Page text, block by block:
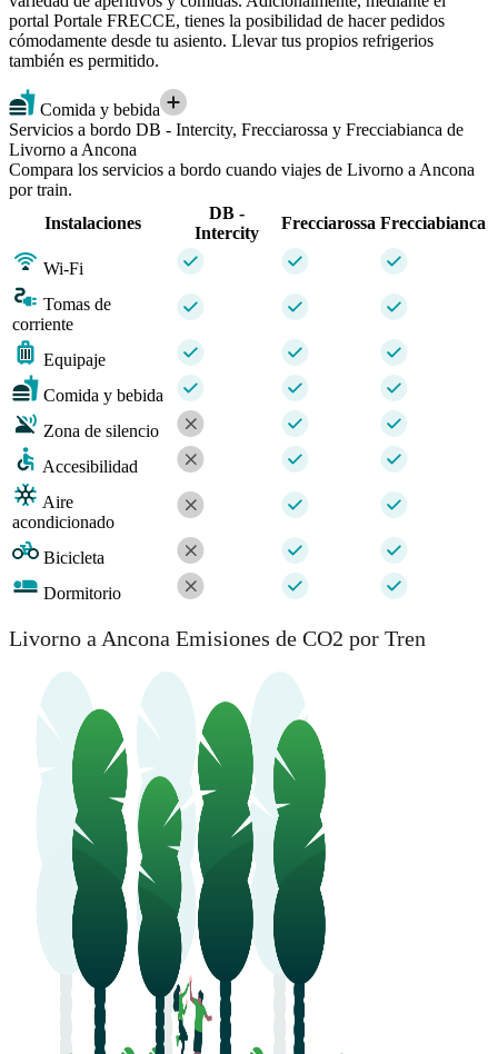
portal Portale FRECCE, tienes la posibilidad de hacer pedidos
cómodamente desde tu asiento. Llevar tus propios refrigerios
también es permitido.
Comida y bebida
Servicios a bordo DB - Intercity, Frecciarossa y Frecciabianca de
Livorno a Ancona
Compara los servicios a bordo cuando viajes de Livorno a Ancona
por train.
Instalaciones
DB -
Intercity
Frecciarossa Frecciabianca
Wi-Fi
Tomas de
corriente
Equipaje
Comida y bebida
Zona de silencio
Accesibilidad
Aire
acondicionado
Bicicleta
Dormitorio
Livorno a Ancona Emisiones de CO2 por Tren